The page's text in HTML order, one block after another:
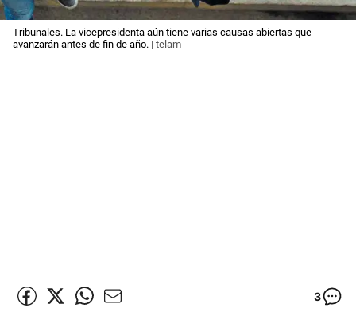
Tribunales. La vicepresidenta aún tiene varias causas abiertas que
avanzarán antes de fin de año. | telam
3